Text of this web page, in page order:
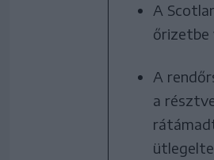
A
őrizetbe
A
a